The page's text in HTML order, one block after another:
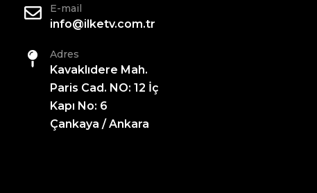
E-mail
info@ilketv.com.tr
Adres
Kavaklıdere Mah.
Paris Cad. NO: 12 İç
Kapı No: 6
Çankaya / Ankara